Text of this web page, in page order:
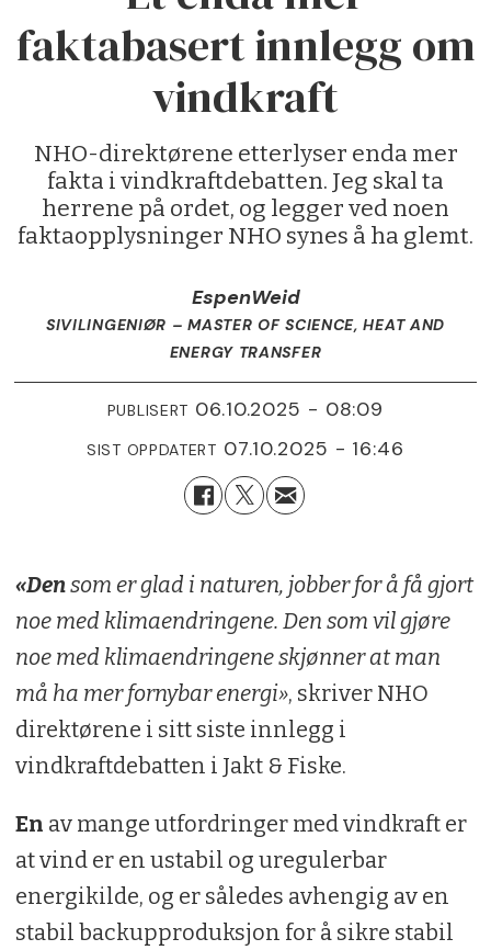
faktabasert innlegg om
vindkraft
NHO-direktørene etterlyser enda mer
fakta i vindkraftdebatten. Jeg skal ta
herrene på ordet, og legger ved noen
faktaopplysninger NHO synes å ha glemt.
EspenWeid
SIVILINGENIØR – MASTER OF SCIENCE, HEAT AND
ENERGY TRANSFER
PUBLISERT 06.10.2025 - 08:09
SIST OPPDATERT 07.10.2025 - 16:46
«Densom er glad i naturen, jobber for å få gjort
noe med klimaendringene. Den som vil gjøre
noe med klimaendringene skjønner at man
må ha mer fornybar energi», skriver NHO
direktørene i sitt siste innlegg i
vindkraftdebatten i Jakt & Fiske.
En av mange utfordringer med vindkraft er
at vind er en ustabil og uregulerbar
energikilde, og er således avhengig av en
stabil backupproduksjon for å sikre stabil